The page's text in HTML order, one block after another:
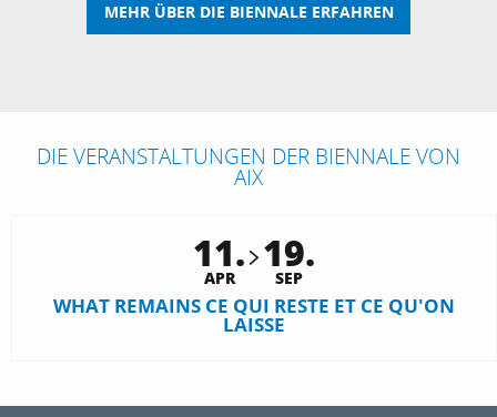
MEHR ÜBER DIE BIENNALE ERFAHREN
DIE VERANSTALTUNGEN DER BIENNALE VON
AIX
11.
APR 19.
SEP
WHAT REMAINS CE QUI RESTE ET CE QU'ON
LAISSE